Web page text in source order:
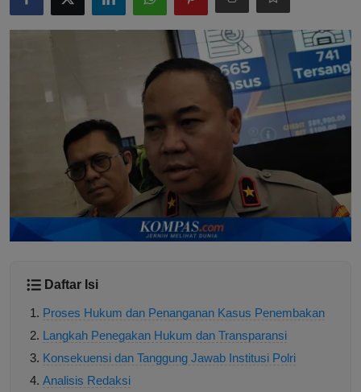
Daftar Isi
Proses Hukum dan Penanganan Kasus Penembakan
Langkah Penegakan Hukum dan Transparansi
Konsekuensi dan Tanggung Jawab Institusi Polri
Analisis Redaksi